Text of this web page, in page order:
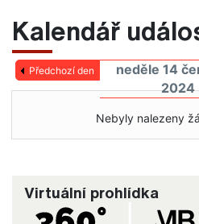
Kalendář
Předchozí den
neděle 14
2024
Nebyly nalezeny
Virtuální prohlídka